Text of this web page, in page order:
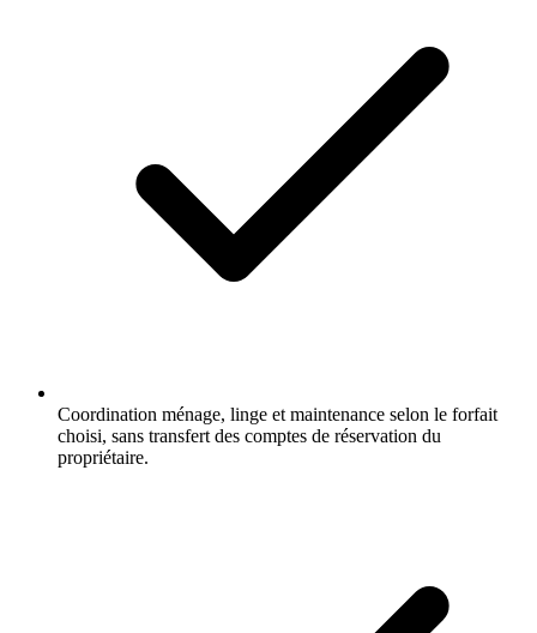
Coordination ménage, linge et maintenance selon le forfait
choisi, sans transfert des comptes de réservation du
propriétaire.